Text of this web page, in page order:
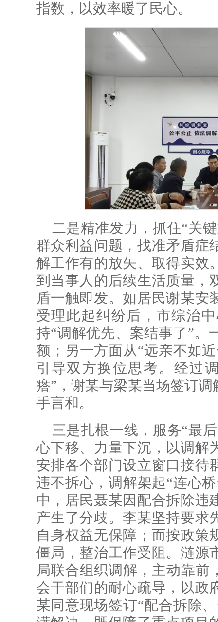
指数，以效率暖了民心。
二是精准发力，抓住“关
群众利益问题，找准矛盾症
解工作有的放矢、取得实效
到当事人的后续生活质量，
盾一触即发。如居民谢某安
受理此起纠纷后，市综治
持“调解优先、案结事了”。
额；另一方面从“远亲不如
引导双方换位思考。经过
瘩”，谢某与梁某当场签订
手言和。
三是扎根一线，服务“最
心下移、力量下沉，以调解
安排各个部门设立窗口接待
违不拆心，调解架起“连心
中，居民聂某因配合拆除违
产生了分歧。李某坚持要求
自身权益无保障；而按政策
僵局，整治工作受阻。涟源
局联合组织调解，主动靠前
会干部们的耐心疏导，以政
某同意现场签订“配合拆除